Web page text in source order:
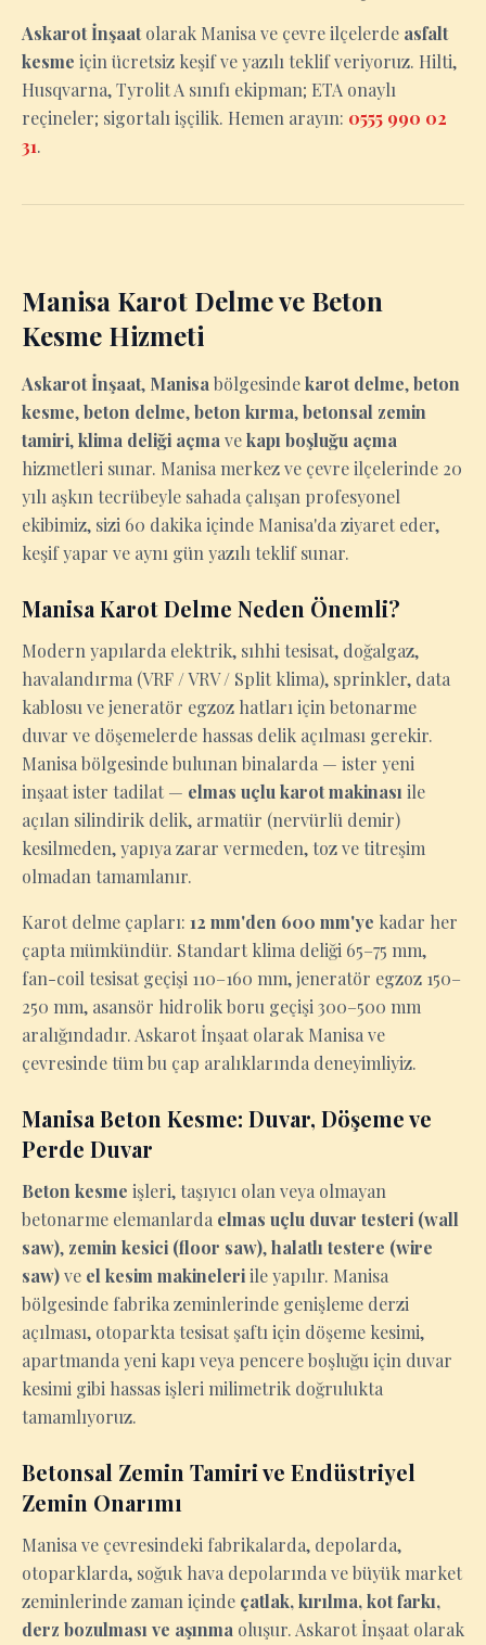
Askarot İnşaatolarak Manisa ve çevre ilçelerde asfalt
kesme için ücretsiz keşif ve yazılı teklif veriyoruz. Hilti,
Husqvarna, Tyrolit A sınıfı ekipman; ETA onaylı
reçineler; sigortalı işçilik. Hemen arayın: 0555 990 02
31.
Manisa Karot Delme ve Beton
Kesme Hizmeti
Askarot İnşaat, Manisa bölgesindekarot delme,beton
kesme,beton delme,beton kırma,betonsal zemin
tamiri,klima deliği açma vekapı boşluğu açma
hizmetleri sunar. Manisa merkez ve çevre ilçelerinde 20
yılı aşkın tecrübeyle sahada çalışan profesyonel
ekibimiz, sizi 60 dakika içinde Manisa'da ziyaret eder,
keşif yapar ve aynı gün yazılı teklif sunar.
Manisa Karot Delme Neden Önemli?
Modern yapılarda elektrik, sıhhi tesisat, doğalgaz,
havalandırma (VRF / VRV / Split klima), sprinkler, data
kablosu ve jeneratör egzoz hatları için betonarme
duvar ve döşemelerde hassas delik açılması gerekir.
Manisa bölgesinde bulunan binalarda — ister yeni
inşaat ister tadilat — elmas uçlu karot makinası ile
açılan silindirik delik, armatür (nervürlü demir)
kesilmeden, yapıya zarar vermeden, toz ve titreşim
olmadan tamamlanır.
Karot delme çapları: 12 mm'den 600 mm'ye kadar her
çapta mümkündür. Standart klima deliği 65–75 mm,
fan-coil tesisat geçişi 110–160 mm, jeneratör egzoz 150–
250 mm, asansör hidrolik boru geçişi 300–500 mm
aralığındadır. Askarot İnşaat olarak Manisa ve
çevresinde tüm bu çap aralıklarında deneyimliyiz.
Manisa Beton Kesme: Duvar, Döşeme ve
Perde Duvar
Beton kesme işleri, taşıyıcı olan veya olmayan
betonarme elemanlarda elmas uçlu duvar testeri (wall
saw), zemin kesici (floor saw),halatlı testere (wire
saw)ve el kesim makineleriile yapılır. Manisa
bölgesinde fabrika zeminlerinde genişleme derzi
açılması, otoparkta tesisat şaftı için döşeme kesimi,
apartmanda yeni kapı veya pencere boşluğu için duvar
kesimi gibi hassas işleri milimetrik doğrulukta
tamamlıyoruz.
Betonsal Zemin Tamiri ve Endüstriyel
Zemin Onarımı
Manisa ve çevresindeki fabrikalarda, depolarda,
otoparklarda, soğuk hava depolarında ve büyük market
zeminlerinde zaman içinde çatlak, kırılma, kot farkı,
derz bozulması ve aşınma oluşur. Askarot İnşaat olarak